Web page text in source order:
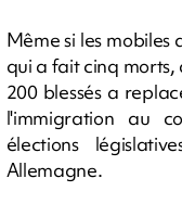
Même si les
qui a fait cinq morts,
200 blessés a
l'immigration au
élections
Allemagne.